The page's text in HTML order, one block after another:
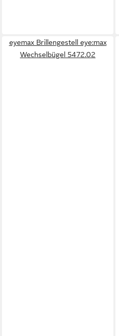
eyemax Brillengestell eye:max
Wechselbügel 5472.02